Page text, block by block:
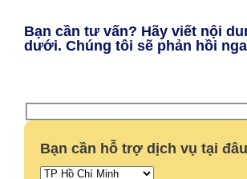
Bạn cần tư vấn? Hãy viết nội
dưới. Chúng tôi sẽ phản hồi
Bạn cần hỗ trợ dịch vụ tại